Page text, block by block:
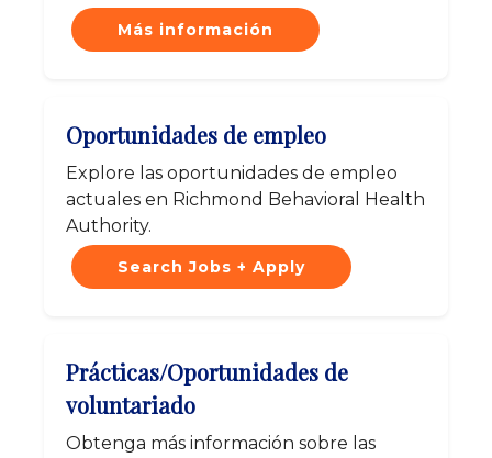
Más información
Oportunidades de empleo
Explore las oportunidades de empleo
actuales en Richmond Behavioral Health
Authority.
Search Jobs + Apply
Prácticas/Oportunidades de
voluntariado
Obtenga más información sobre las